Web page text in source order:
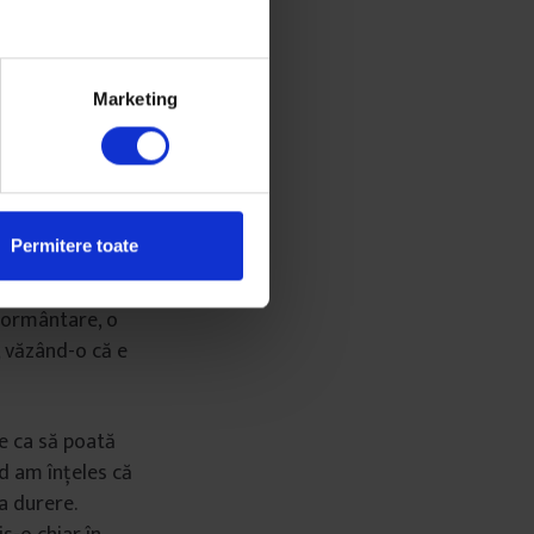
Marketing
Permitere toate
Laura i-
ținută sub
Era
o
o că e
ca să poată
am înțeles că
durere.